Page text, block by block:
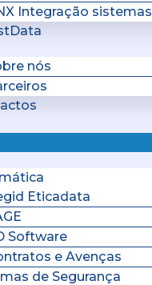
Integração sistemas
nós
Eticadata
Software
e Avenças
de Segurança